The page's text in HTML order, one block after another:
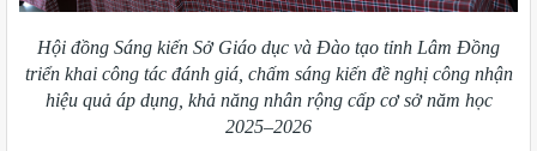
Hội đồng Sáng kiến Sở Giáo dục và Đào tạo tỉnh Lâm Đồng
triển khai công tác đánh giá, chấm sáng kiến đề nghị công nhận
hiệu quả áp dụng, khả năng nhân rộng cấp cơ sở năm học
2025–2026